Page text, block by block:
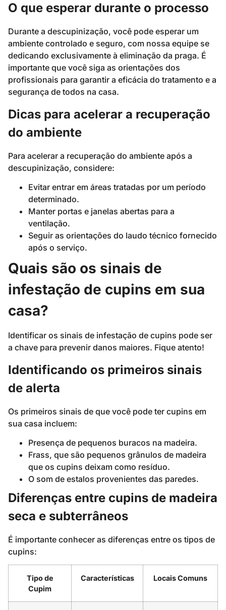
O que esperar durante o processo
Durante a descupinização, você pode esperar um
ambiente controlado e seguro, com nossa equipe se
dedicando exclusivamente à eliminação da praga. É
importante que você siga as orientações dos
profissionais para garantir a eficácia do tratamento e a
segurança de todos na casa.
Dicas para acelerar a recuperação
do ambiente
Para acelerar a recuperação do ambiente após a
descupinização, considere:
Evitar entrar em áreas tratadas por um período
determinado.
Manter portas e janelas abertas para a
ventilação.
Seguir as orientações do laudo técnico fornecido
após o serviço.
Quais são os sinais de
infestação de cupins em sua
casa?
Identificar os sinais de infestação de cupins pode ser
a chave para prevenir danos maiores. Fique atento!
Identificando os primeiros sinais
de alerta
Os primeiros sinais de que você pode ter cupins em
sua casa incluem:
Presença de pequenos buracos na madeira.
Frass, que são pequenos grânulos de madeira
que os cupins deixam como resíduo.
O som de estalos provenientes das paredes.
Diferenças entre cupins de madeira
seca e subterrâneos
É importante conhecer as diferenças entre os tipos de
cupins:
Tipo de
Cupim
Características Locais Comuns